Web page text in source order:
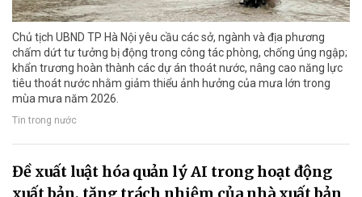
Chủ tịch UBND TP Hà Nội yêu cầu các sở, ngành và địa phương
chấm dứt tư tưởng bị động trong công tác phòng, chống úng ngập;
khẩn trương hoàn thành các dự án thoát nước, nâng cao năng lực
tiêu thoát nước nhằm giảm thiểu ảnh hưởng của mưa lớn trong
mùa mưa năm 2026.
Tin trong nước
Đề xuất luật hóa quản lý AI trong hoạt động